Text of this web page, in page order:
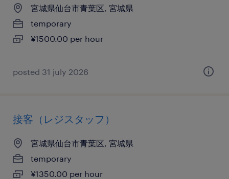
宮城県仙台市青葉区, 宮城県
temporary
¥1500.00 per hour
posted 31 july 2026
接客（レジスタッフ）
宮城県仙台市青葉区, 宮城県
temporary
¥1350.00 per hour